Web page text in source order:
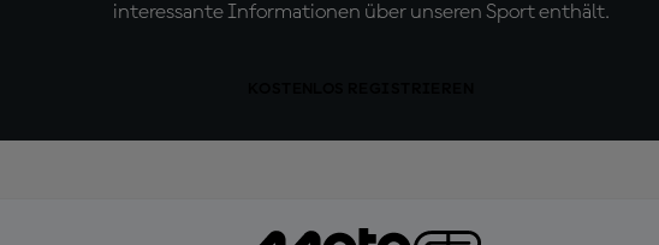
interessante Informationen über unseren Sport enthält.